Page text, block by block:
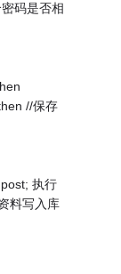
码是否相
//保存
执行
料写入库